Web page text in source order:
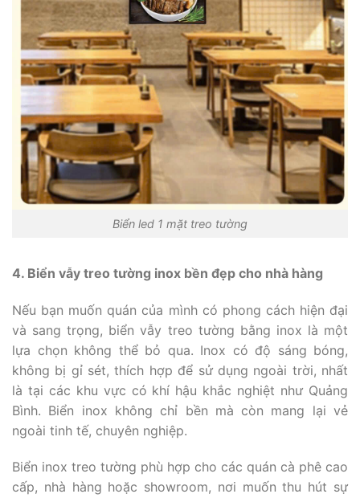
Biển led 1 mặt treo tường
4. Biển vẫy treo tường inox bền đẹp cho nhà hàng
Nếu bạn muốn quán của mình có phong cách hiện đại
và sang trọng, biển vẫy treo tường bằng inox là một
lựa chọn không thể bỏ qua. Inox có độ sáng bóng,
không bị gỉ sét, thích hợp để sử dụng ngoài trời, nhất
là tại các khu vực có khí hậu khắc nghiệt như Quảng
Bình. Biển inox không chỉ bền mà còn mang lại vẻ
ngoài tinh tế, chuyên nghiệp.
Biển inox treo tường phù hợp cho các quán cà phê cao
cấp, nhà hàng hoặc showroom, nơi muốn thu hút sự